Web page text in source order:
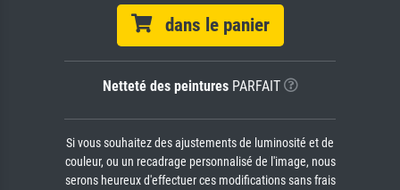
dans le panier
Netteté des peinturesPARFAIT
Si vous souhaitez des ajustements de luminosité et de
couleur, ou un recadrage personnalisé de l'image, nous
serons heureux d'effectuer ces modifications sans frais